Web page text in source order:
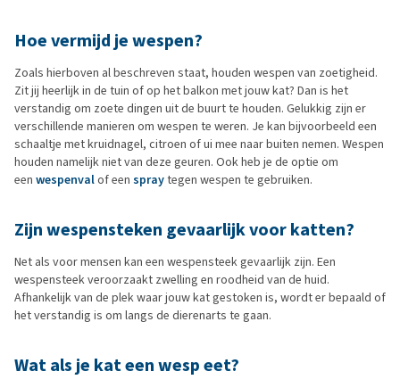
Hoe vermijd je wespen?
Zoals hierboven al beschreven staat, houden wespen van zoetigheid.
Zit jij heerlijk in de tuin of op het balkon met jouw kat? Dan is het
verstandig om zoete dingen uit de buurt te houden. Gelukkig zijn er
verschillende manieren om wespen te weren. Je kan bijvoorbeeld een
schaaltje met kruidnagel, citroen of ui mee naar buiten nemen. Wespen
houden namelijk niet van deze geuren. Ook heb je de optie om
een wespenvalof een spraytegen wespen te gebruiken.
Zijn wespensteken gevaarlijk voor katten?
Net als voor mensen kan een wespensteek gevaarlijk zijn. Een
wespensteek veroorzaakt zwelling en roodheid van de huid.
Afhankelijk van de plek waar jouw kat gestoken is, wordt er bepaald of
het verstandig is om langs de dierenarts te gaan.
Wat als je kat een wesp eet?